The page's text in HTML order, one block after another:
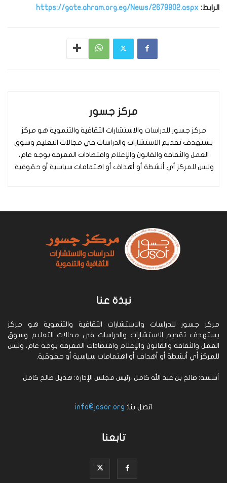
الرابط: https://gate.ahram.org.eg/News/2679802.aspx
مركز جسور
مركز جسور للدراسات والاستشارات الثقافية والتنموية هو مركز
يستهدف تقديم الاستشارات والدراسات في مجالات التعليم وسوق
العمل والثقافة والقانون والإعلام واقتصادات المعرفة بوجه عام،
وليس للمركز أي أنشطة أو أهداف أو اهتمامات سياسية أو حقوقية.
نبذة عنا
مركز جسور للدراسات والاستشارات الثقافية والتنموية هو مركز
يستهدف تقديم الاستشارات والدراسات في مجالات التعليم وسوق
العمل والثقافة والقانون والإعلام واقتصادات المعرفة بوجه عام، وليس
للمركز أي أنشطة أو أهداف أو اهتمامات سياسية أو حقوقية.
أسسه: صالح بن عبد الله كامل ،رئيس مجلس الإدارة: هديل صالح كامل.
اتصل بنا: info@josor.org
تابعنا